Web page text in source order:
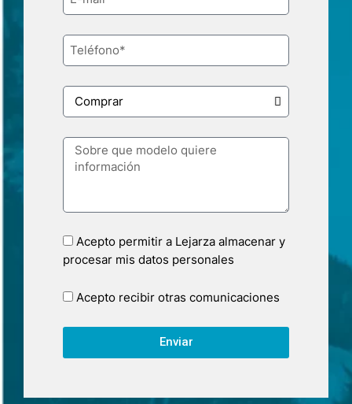
Acepto permitir a Lejarza almacenar y
procesar mis datos personales
Acepto recibir otras comunicaciones
Enviar